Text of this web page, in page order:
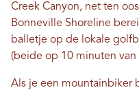
Creek Canyon, net ten
Bonneville Shoreline
balletje op de lokale
(beide op 10 minuten
Als je een mountainbiker